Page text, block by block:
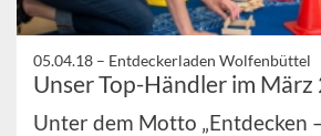
05.04.18 – Entdeckerladen Wolfenbüttel
Unser Top-Händler im März
Unter dem Motto „Entdecken